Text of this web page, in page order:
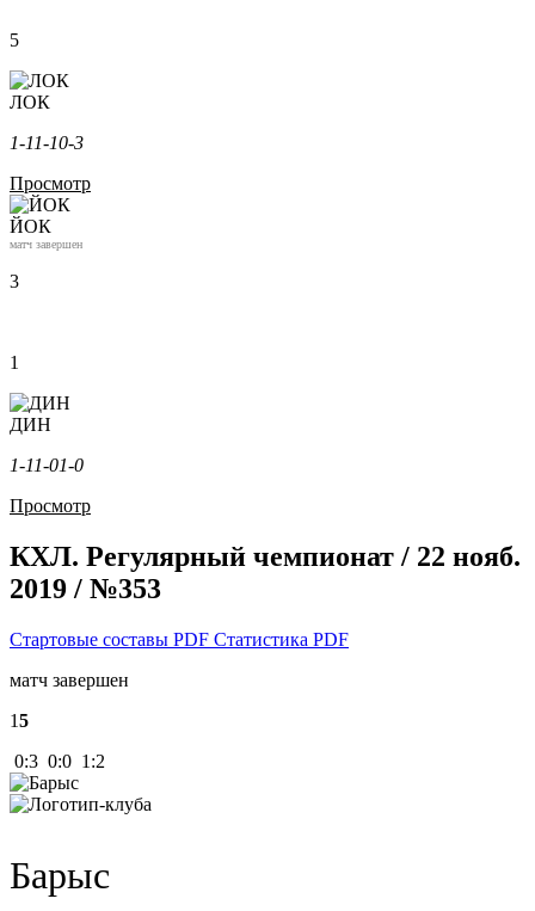
5
ЛОК
1-11-10-3
Просмотр
ЙОК
матч завершен
3
1
ДИН
1-11-01-0
Просмотр
КХЛ. Регулярный чемпионат / 22 нояб.
2019 / №353
Стартовые составы PDF Статистика PDF
матч завершен
15
0:3 0:0 1:2
Барыс